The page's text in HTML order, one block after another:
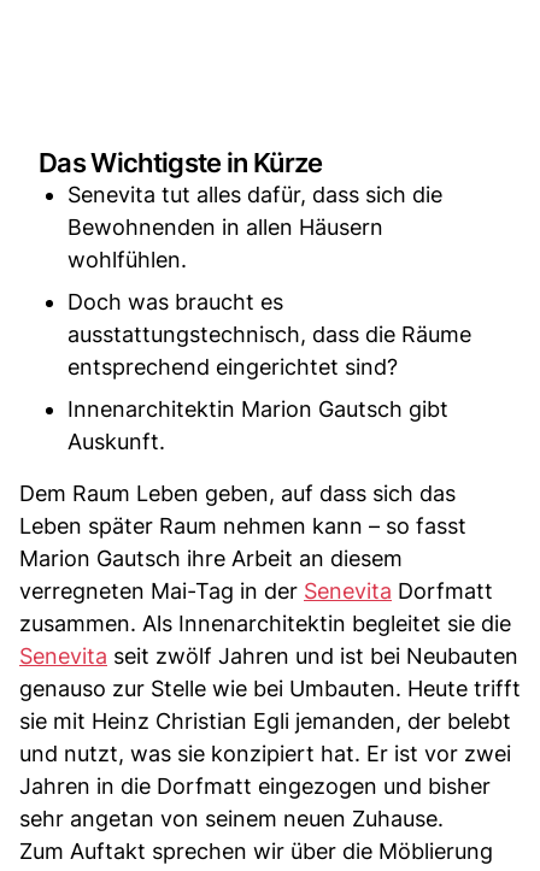
Das Wichtigste in Kürze
Senevita tut alles dafür, dass sich die
Bewohnenden in allen Häusern
wohlfühlen.
Doch was braucht es
ausstattungstechnisch, dass die Räume
entsprechend eingerichtet sind?
Innenarchitektin Marion Gautsch gibt
Auskunft.
Dem Raum Leben geben, auf dass sich das
Leben später Raum nehmen kann – so fasst
Marion Gautsch ihre Arbeit an diesem
verregneten Mai-Tag in der Senevita Dorfmatt
zusammen. Als Innenarchitektin begleitet sie die
Senevita seit zwölf Jahren und ist bei Neubauten
genauso zur Stelle wie bei Umbauten. Heute trifft
sie mit Heinz Christian Egli jemanden, der belebt
und nutzt, was sie konzipiert hat. Er ist vor zwei
Jahren in die Dorfmatt eingezogen und bisher
sehr angetan von seinem neuen Zuhause.
Zum Auftakt sprechen wir über die Möblierung